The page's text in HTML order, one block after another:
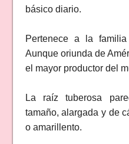
básico diario.
Pertenece a la
Aunque oriunda de
el mayor productor del
La raíz tuberosa
tamaño, alargada y de
o amarillento.